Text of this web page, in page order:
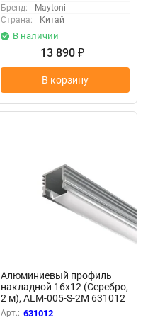
Бренд:
Maytoni
Страна:
Китай
В наличии
13 890 ₽
В корзину
Алюминиевый профиль
накладной 16x12 (Серебро,
2 м), ALM-005-S-2M 631012
(Серебро) 631012
Арт.: 631012